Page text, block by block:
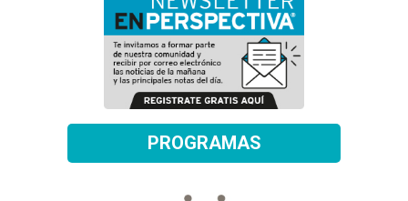
PROGRAMAS